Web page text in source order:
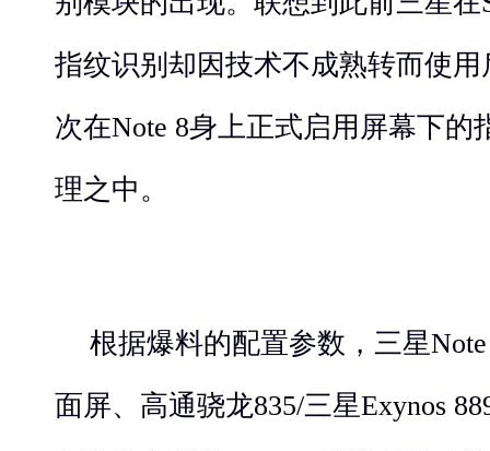
指纹识别却因技术不成熟转而使
次在Note 8身上正式启用屏幕下的
理之中。
根据爆料的配置参数，三星
面屏、高通骁龙835/三星Exynos